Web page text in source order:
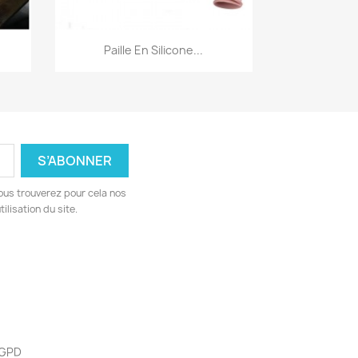
Aperçu rapide
Paille En Silicone...
trouverez pour cela nos
du site.